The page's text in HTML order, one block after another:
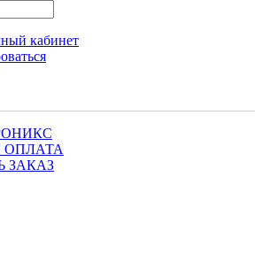
кабинет
ОПЛАТА
ЗАКАЗ